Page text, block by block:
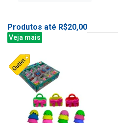
Produtos até R$20,00
Veja mais